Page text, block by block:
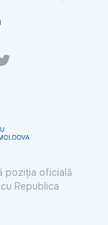
poziția oficială
Republica